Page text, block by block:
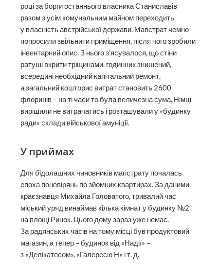
році за борги останнього власника Станиславів
разом з усім комунальним майном переходить
у власність австрійської держави. Магістрат чемно
попросили звільнити приміщення, після чого зробили
інвентарний опис. З нього з’ясувалося, що стіни
ратуші вкрити тріщинами, годинник знищений,
всередині необхідний капітальний ремонт,
а загальний кошторис витрат становить 2600
флоринів – на ті часи то була величезна сума. Німці
вирішили не витрачатись і розташували у «будинку
ради» склади військової амуніції.
У приймах
Для бідолашних чиновників магістрату почалась
епоха поневірянь по зйомних квартирах. За даними
краєзнавця Михайла Головатого, тривалий час
міський уряд винаймав кілька кімнат у будинку №2
на площі Ринок. Цього дому зараз уже немає.
За радянських часів на тому місці був продуктовий
магазин, а тепер – будинок від «Надії» –
з «Делікатесом», «Галереєю Н» і т. д.